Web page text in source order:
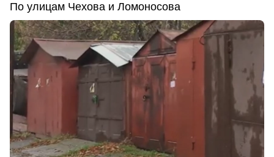
По улицам Чехова и Ломоносова